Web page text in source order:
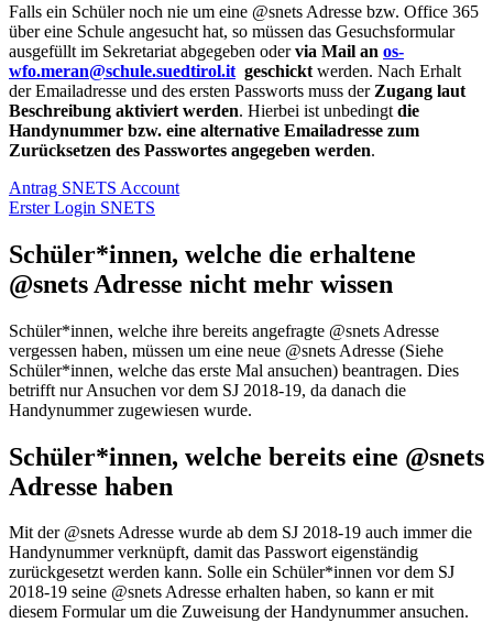
Falls ein Schüler noch nie um eine @snets Adresse bzw. Office 365
über eine Schule angesucht hat, so müssen das Gesuchsformular
ausgefüllt im Sekretariat abgegeben odervia Mail an os-
wfo.meran@schule.suedtirol.it geschickt werden. Nach Erhalt
der Emailadresse und des ersten Passworts muss derZugang laut
Beschreibung aktiviert werden. Hierbei ist unbedingt die
Handynummer bzw. eine alternative Emailadresse zum
Zurücksetzen des Passwortes angegeben werden.
Antrag SNETS Account
Erster Login SNETS
Schüler*innen, welche die erhaltene
@snets Adresse nicht mehr wissen
Schüler*innen, welche ihre bereits angefragte @snets Adresse
vergessen haben, müssen um eine neue @snets Adresse (Siehe
Schüler*innen, welche das erste Mal ansuchen) beantragen. Dies
betrifft nur Ansuchen vor dem SJ 2018-19, da danach die
Handynummer zugewiesen wurde.
Schüler*innen, welche bereits eine @snets
Adresse haben
Mit der @snets Adresse wurde ab dem SJ 2018-19 auch immer die
Handynummer verknüpft, damit das Passwort eigenständig
zurückgesetzt werden kann. Solle ein Schüler*innen vor dem SJ
2018-19 seine @snets Adresse erhalten haben, so kann er mit
diesem Formular um die Zuweisung der Handynummer ansuchen.